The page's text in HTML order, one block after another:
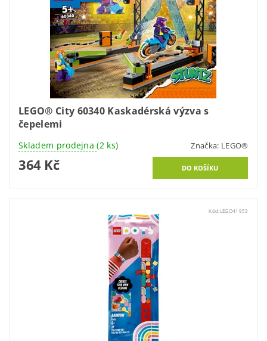
LEGO® City 60340 Kaskadérská výzva s
čepelemi
Skladem prodejna(2 ks) Značka: LEGO®
364 Kč
Kód: LEGO41953